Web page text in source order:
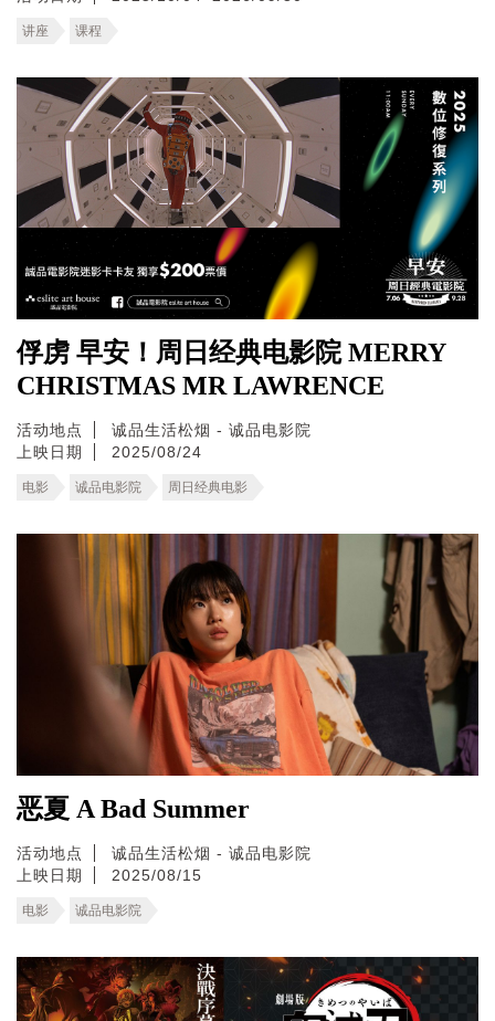
讲座 课程
俘虏 早安！周日经典电影院 MERRY
CHRISTMAS MR LAWRENCE
活动地点
诚品生活松烟 - 诚品电影院
上映日期
2025/08/24
电影 诚品电影院 周日经典电影
恶夏 A Bad Summer
活动地点
诚品生活松烟 - 诚品电影院
上映日期
2025/08/15
电影 诚品电影院